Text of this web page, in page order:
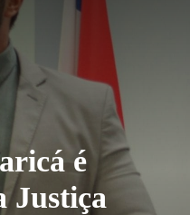
é
Justiça